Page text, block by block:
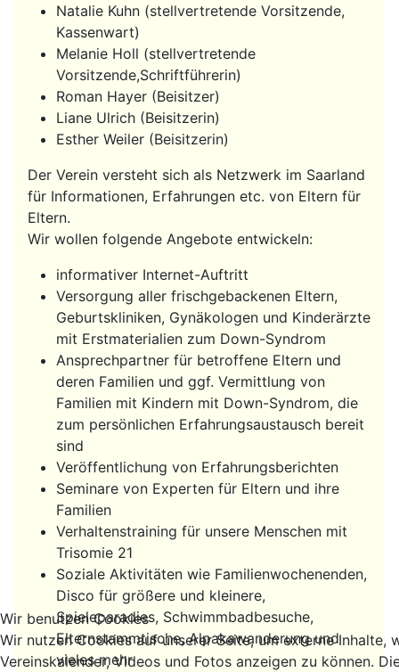
Natalie Kuhn (stellvertretende Vorsitzende,
Kassenwart)
Melanie Holl (stellvertretende
Vorsitzende,Schriftführerin)
Roman Hayer (Beisitzer)
Liane Ulrich (Beisitzerin)
Esther Weiler (Beisitzerin)
Der Verein versteht sich als Netzwerk im Saarland
für Informationen, Erfahrungen etc. von Eltern für
Eltern.
Wir wollen folgende Angebote entwickeln:
informativer Internet-Auftritt
Versorgung aller frischgebackenen Eltern,
Geburtskliniken, Gynäkologen und Kinderärzte
mit Erstmaterialien zum Down-Syndrom
Ansprechpartner für betroffene Eltern und
deren Familien und ggf. Vermittlung von
Familien mit Kindern mit Down-Syndrom, die
zum persönlichen Erfahrungsaustausch bereit
sind
Veröffentlichung von Erfahrungsberichten
Seminare von Experten für Eltern und ihre
Familien
Verhaltenstraining für unsere Menschen mit
Trisomie 21
Soziale Aktivitäten wie Familienwochenenden,
Disco für größere und kleinere,
Spieleparadies, Schwimmbadbesuche,
Elternstammtische, Alpakawanderung und
vieles mehr
Wir benutzen Cookies
Wir nutzen Cookies auf unserer Seite, um externe Inhalte,
Vereinskalender, Videos und Fotos anzeigen zu können.